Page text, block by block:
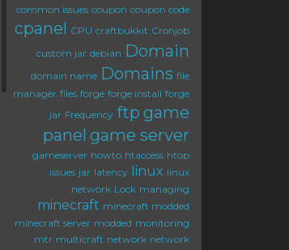
common issues coupon coupon code
cpanel CPU craftbukkit Cronjob
custom jar debian Domain
domain name Domains file
manager files forge forge install forge
jar Frequency ftp game
panel game server
gameserver howto htaccess htop
issues jar latency linux linux
network Lock managing
minecraft minecraft modded
minecraft server modded monitoring
mtr multicraft network network